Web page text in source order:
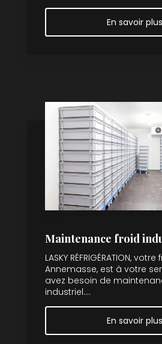
En savoir plus
Maintenance froid
LASKY RÉFRIGÉRATION,
Annemasse, est à votre
avez besoin de
industriel....
En savoir plus